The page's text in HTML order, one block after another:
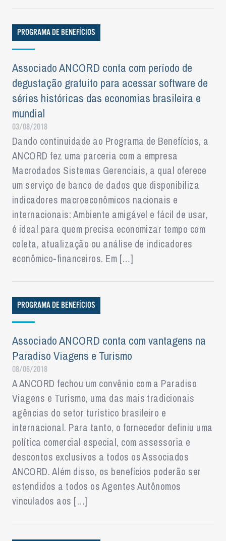
PROGRAMA DE BENEFÍCIOS
Associado ANCORD conta com período de
degustação gratuito para acessar software de
séries históricas das economias brasileira e
mundial
03/08/2018
Dando continuidade ao Programa de Benefícios, a
ANCORD fez uma parceria com a empresa
Macrodados Sistemas Gerenciais, a qual oferece
um serviço de banco de dados que disponibiliza
indicadores macroeconômicos nacionais e
internacionais: Ambiente amigável e fácil de usar,
é ideal para quem precisa economizar tempo com
coleta, atualização ou análise de indicadores
econômico-financeiros. Em […]
PROGRAMA DE BENEFÍCIOS
Associado ANCORD conta com vantagens na
Paradiso Viagens e Turismo
08/06/2018
A ANCORD fechou um convênio com a Paradiso
Viagens e Turismo, uma das mais tradicionais
agências do setor turístico brasileiro e
internacional. Para tanto, o fornecedor definiu uma
política comercial especial, com assessoria e
descontos exclusivos a todos os Associados
ANCORD. Além disso, os benefícios poderão ser
estendidos a todos os Agentes Autônomos
vinculados aos […]